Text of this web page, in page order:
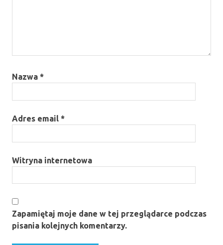
Nazwa *
Adres email *
Witryna internetowa
Zapamiętaj moje dane w tej przeglądarce podczas
pisania kolejnych komentarzy.